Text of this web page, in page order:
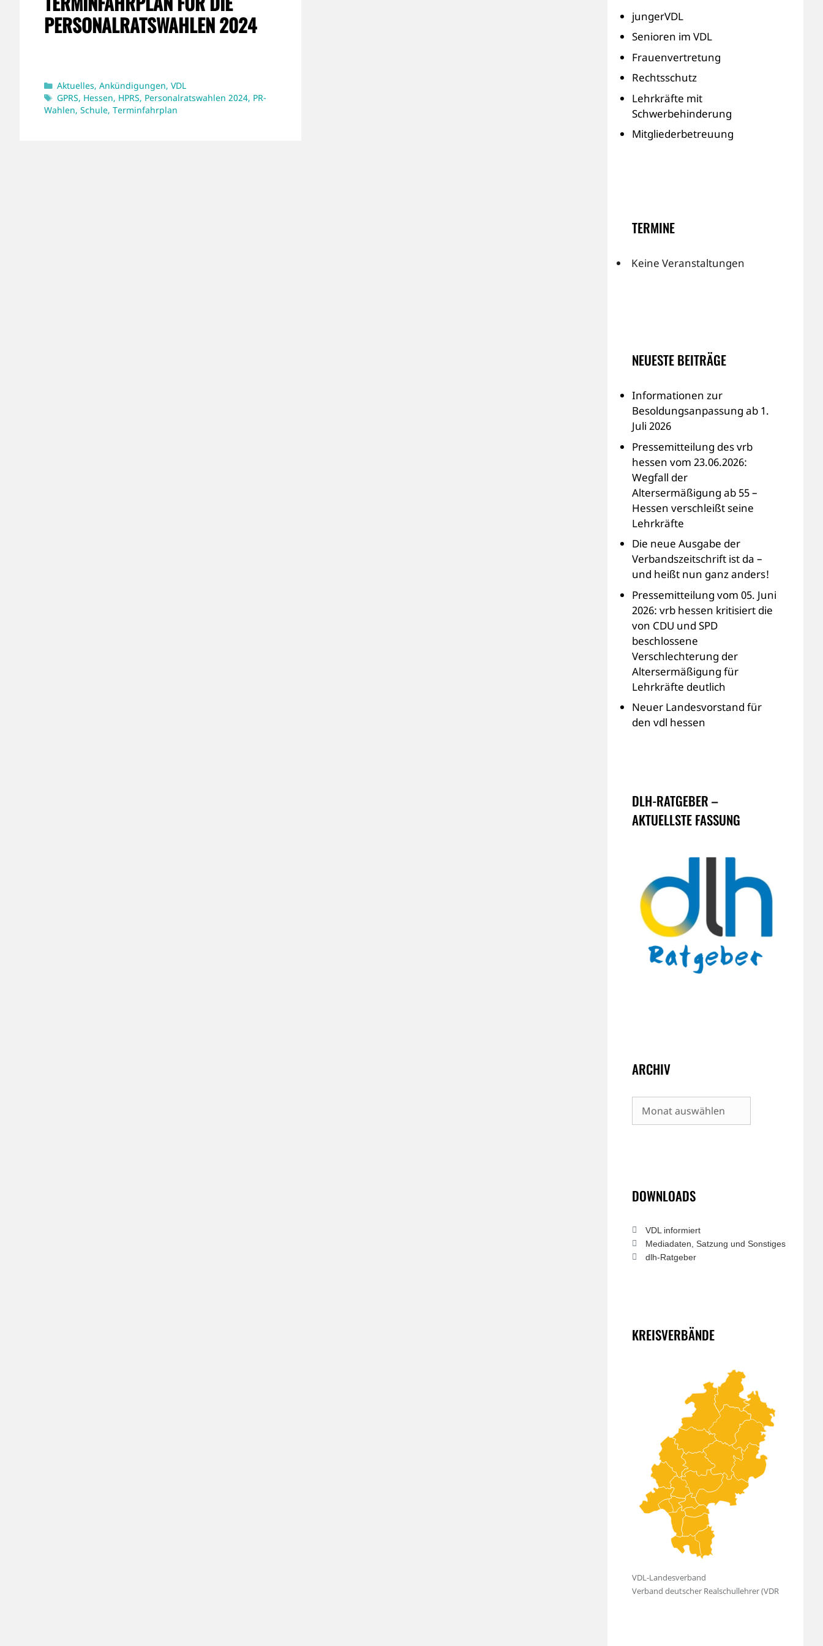
PERSONALRATSWAHLEN 2024
Kategorien
Aktuelles,Ankündigungen,VDL
Schlagwörter
GPRS, Hessen, HPRS, Personalratswahlen 2024, PR-
Wahlen, Schule, Terminfahrplan
jungerVDL
Senioren im VDL
Frauenvertretung
Rechtsschutz
Lehrkräfte mit
Schwerbehinderung
Mitgliederbetreuung
TERMINE
Keine Veranstaltungen
NEUESTE BEITRÄGE
Informationen zur
Besoldungsanpassung ab 1.
Juli 2026
Pressemitteilung des vrb
hessen vom 23.06.2026:
Wegfall der
Altersermäßigung ab 55 –
Hessen verschleißt seine
Lehrkräfte
Die neue Ausgabe der
Verbandszeitschrift ist da –
und heißt nun ganz anders!
Pressemitteilung vom 05. Juni
2026: vrb hessen kritisiert die
von CDU und SPD
beschlossene
Verschlechterung der
Altersermäßigung für
Lehrkräfte deutlich
Neuer Landesvorstand für
den vdl hessen
DLH-RATGEBER –
AKTUELLSTE FASSUNG
ARCHIV
Archiv
DOWNLOADS
VDL informiert
Mediadaten, Satzung und Sonstiges
dlh-Ratgeber
KREISVERBÄNDE